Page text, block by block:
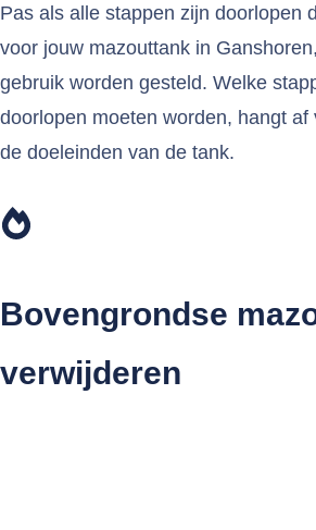
Pas als alle stappen zijn doorlopen
voor jouw mazouttank in
gebruik worden gesteld. Welke
doorlopen moeten worden, hangt af
de doeleinden van de tank.
Bovengrondse
verwijderen